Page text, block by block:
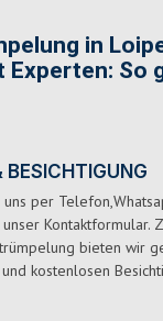
in
So
per
Kontaktformular.
bieten wir
kostenlosen